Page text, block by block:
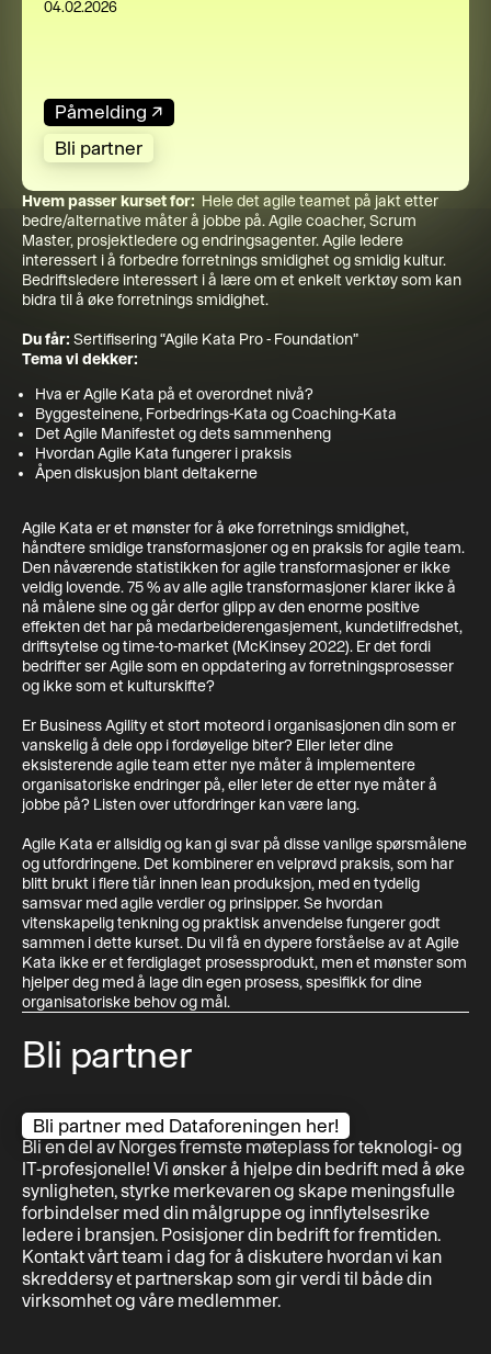
04.02.2026
Påmelding ↗
Bli partner
Hvem passer kurset for: Hele det agile teamet på jakt etter
bedre/alternative måter å jobbe på. Agile coacher, Scrum
Master, prosjektledere og endringsagenter. Agile ledere
interessert i å forbedre forretnings smidighet og smidig kultur.
Bedriftsledere interessert i å lære om et enkelt verktøy som kan
bidra til å øke forretnings smidighet.
Du får: Sertifisering “Agile Kata Pro - Foundation”
Tema vi dekker:
Hva er Agile Kata på et overordnet nivå?
Byggesteinene, Forbedrings-Kata og Coaching-Kata
Det Agile Manifestet og dets sammenheng
Hvordan Agile Kata fungerer i praksis
Åpen diskusjon blant deltakerne
Agile Kata er et mønster for å øke forretnings smidighet,
håndtere smidige transformasjoner og en praksis for agile team.
Den nåværende statistikken for agile transformasjoner er ikke
veldig lovende. 75 % av alle agile transformasjoner klarer ikke å
nå målene sine og går derfor glipp av den enorme positive
effekten det har på medarbeiderengasjement, kundetilfredshet,
driftsytelse og time-to-market (McKinsey 2022). Er det fordi
bedrifter ser Agile som en oppdatering av forretningsprosesser
og ikke som et kulturskifte?
Er Business Agility et stort moteord i organisasjonen din som er
vanskelig å dele opp i fordøyelige biter? Eller leter dine
eksisterende agile team etter nye måter å implementere
organisatoriske endringer på, eller leter de etter nye måter å
jobbe på? Listen over utfordringer kan være lang.
Agile Kata er allsidig og kan gi svar på disse vanlige spørsmålene
og utfordringene. Det kombinerer en velprøvd praksis, som har
blitt brukt i flere tiår innen lean produksjon, med en tydelig
samsvar med agile verdier og prinsipper. Se hvordan
vitenskapelig tenkning og praktisk anvendelse fungerer godt
sammen i dette kurset. Du vil få en dypere forståelse av at Agile
Kata ikke er et ferdiglaget prosessprodukt, men et mønster som
hjelper deg med å lage din egen prosess, spesifikk for dine
organisatoriske behov og mål.
Bli partner
Bli partner med Dataforeningen her!
Bli en del av Norges fremste møteplass for teknologi- og
IT-profesjonelle! Vi ønsker å hjelpe din bedrift med å øke
synligheten, styrke merkevaren og skape meningsfulle
forbindelser med din målgruppe og innflytelsesrike
ledere i bransjen. Posisjoner din bedrift for fremtiden.
Kontakt vårt team i dag for å diskutere hvordan vi kan
skreddersy et partnerskap som gir verdi til både din
virksomhet og våre medlemmer.